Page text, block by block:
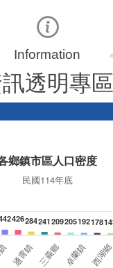
透明專區